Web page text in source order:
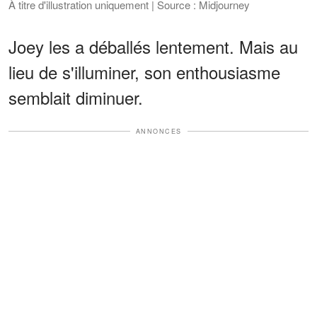
À titre d'illustration uniquement | Source : Midjourney
Joey les a déballés lentement. Mais au
lieu de s'illuminer, son enthousiasme
semblait diminuer.
ANNONCES